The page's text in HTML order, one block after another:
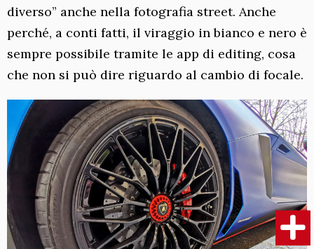
diverso” anche nella fotografia street. Anche
perché, a conti fatti, il viraggio in bianco e nero è
sempre possibile tramite le app di editing, cosa
che non si può dire riguardo al cambio di focale.